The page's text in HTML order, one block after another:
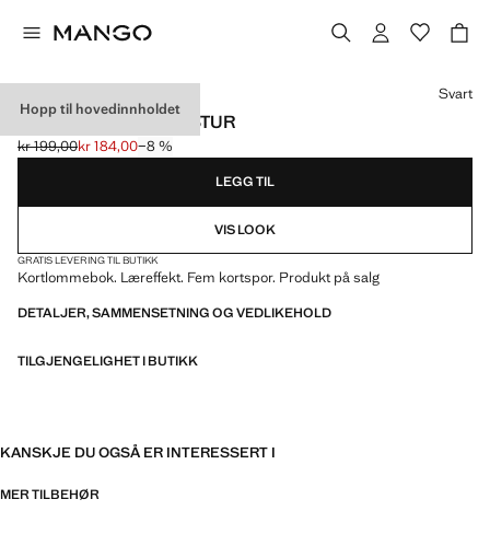
Hopp til hovedinnholdet
KORTHOLDER I TEKSTUR
Første pris strøket [kr 199,00 ]
kr 199,00
Gjeldende pris [kr 184,00 ]
kr 184,00−8 %
Velg en farge
Svart
LEGG TIL
VIS LOOK
GRATIS LEVERING TIL BUTIKK
Kortlommebok. Læreffekt. Fem kortspor. Produkt på salg
DETALJER, SAMMENSETNING OG VEDLIKEHOLD
TILGJENGELIGHET I BUTIKK
KANSKJE DU OGSÅ ER INTERESSERT I
MER TILBEHØR